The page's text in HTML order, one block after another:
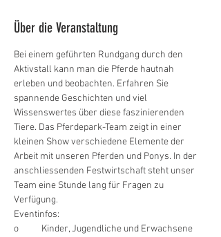
Über die Veranstaltung
Bei einem geführten Rundgang durch den
Aktivstall kann man die Pferde hautnah
erleben und beobachten. Erfahren Sie
spannende Geschichten und viel
Wissenswertes über diese faszinierenden
Tiere. Das Pferdepark-Team zeigt in einer
kleinen Show verschiedene Elemente der
Arbeit mit unseren Pferden und Ponys. In der
anschliessenden Festwirtschaft steht unser
Team eine Stunde lang für Fragen zu
Verfügung.
Eventinfos:
o	Kinder, Jugendliche und Erwachsene